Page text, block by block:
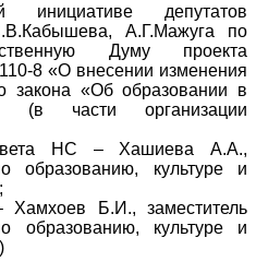
депутатов
А.Г.Мажуга по
Думу проекта
8 «О внесении изменения
закона «Об образовании в
(в части организации
НС – Хашиева А.А.,
образованию, культуре и
Б.И., заместитель
образованию, культуре и